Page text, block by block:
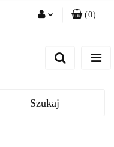
Zgody cookies
(0)
Szukaj